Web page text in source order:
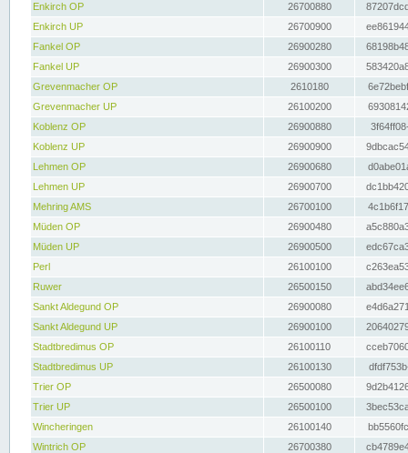
Enkirch OP
26700880
Enkirch UP
26700900
Fankel OP
26900280
Fankel UP
26900300
Grevenmacher OP
2610180
Grevenmacher UP
26100200
Koblenz OP
26900880
Koblenz UP
26900900
Lehmen OP
26900680
Lehmen UP
26900700
Mehring AMS
26700100
Müden OP
26900480
Müden UP
26900500
Perl
26100100
Ruwer
26500150
Sankt Aldegund OP
26900080
Sankt Aldegund UP
26900100
Stadtbredimus OP
26100110
Stadtbredimus UP
26100130
Trier OP
26500080
Trier UP
26500100
Wincheringen
26100140
Wintrich OP
26700380